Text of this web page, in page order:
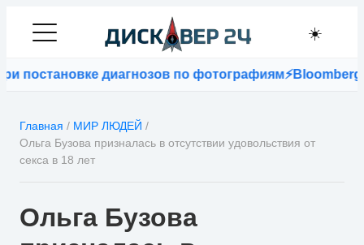
☀️
диагнозов по фотографиям⚡Bloomberg:
Главная / МИР ЛЮДЕЙ /
Ольга Бузова призналась в отсутствии удовольствия от
секса в 18 лет
Ольга Бузова